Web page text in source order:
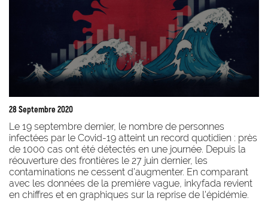
28 Septembre 2020
Le 19 septembre dernier, le nombre de personnes
infectées par le Covid-19 atteint un record quotidien : près
de 1000 cas ont été détectés en une journée. Depuis la
réouverture des frontières le 27 juin dernier, les
contaminations ne cessent d’augmenter. En comparant
avec les données de la première vague, inkyfada revient
en chiffres et en graphiques sur la reprise de l'épidémie.